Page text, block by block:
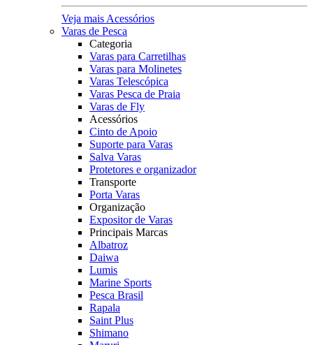
Veja mais Acessórios
Varas de Pesca
Categoria
Varas para Carretilhas
Varas para Molinetes
Varas Telescópica
Varas Pesca de Praia
Varas de Fly
Acessórios
Cinto de Apoio
Suporte para Varas
Salva Varas
Protetores e organizador
Transporte
Porta Varas
Organização
Expositor de Varas
Principais Marcas
Albatroz
Daiwa
Lumis
Marine Sports
Pesca Brasil
Rapala
Saint Plus
Shimano